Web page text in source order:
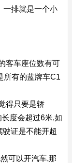
一排就是一个小
客车座位数有可
所有的蓝牌车C1
得只要是轿
度会超过6米,如
证是不能开超
可以开汽车,那